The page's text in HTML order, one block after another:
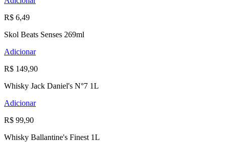
R$ 6,49
Skol Beats Senses 269ml
Adicionar
R$ 149,90
Whisky Jack Daniel's N°7 1L
Adicionar
R$ 99,90
Whisky Ballantine's Finest 1L